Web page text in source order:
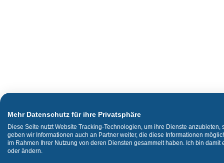
Mehr Datenschutz für ihre Privatsphäre
Diese Seite nutzt Website Tracking-Technologien, um ihre Dienste
geben wir Informationen auch an Partner weiter, die diese Informationen
im Rahmen Ihrer Nutzung von deren Diensten gesammelt haben. Ich bin
oder ändern.